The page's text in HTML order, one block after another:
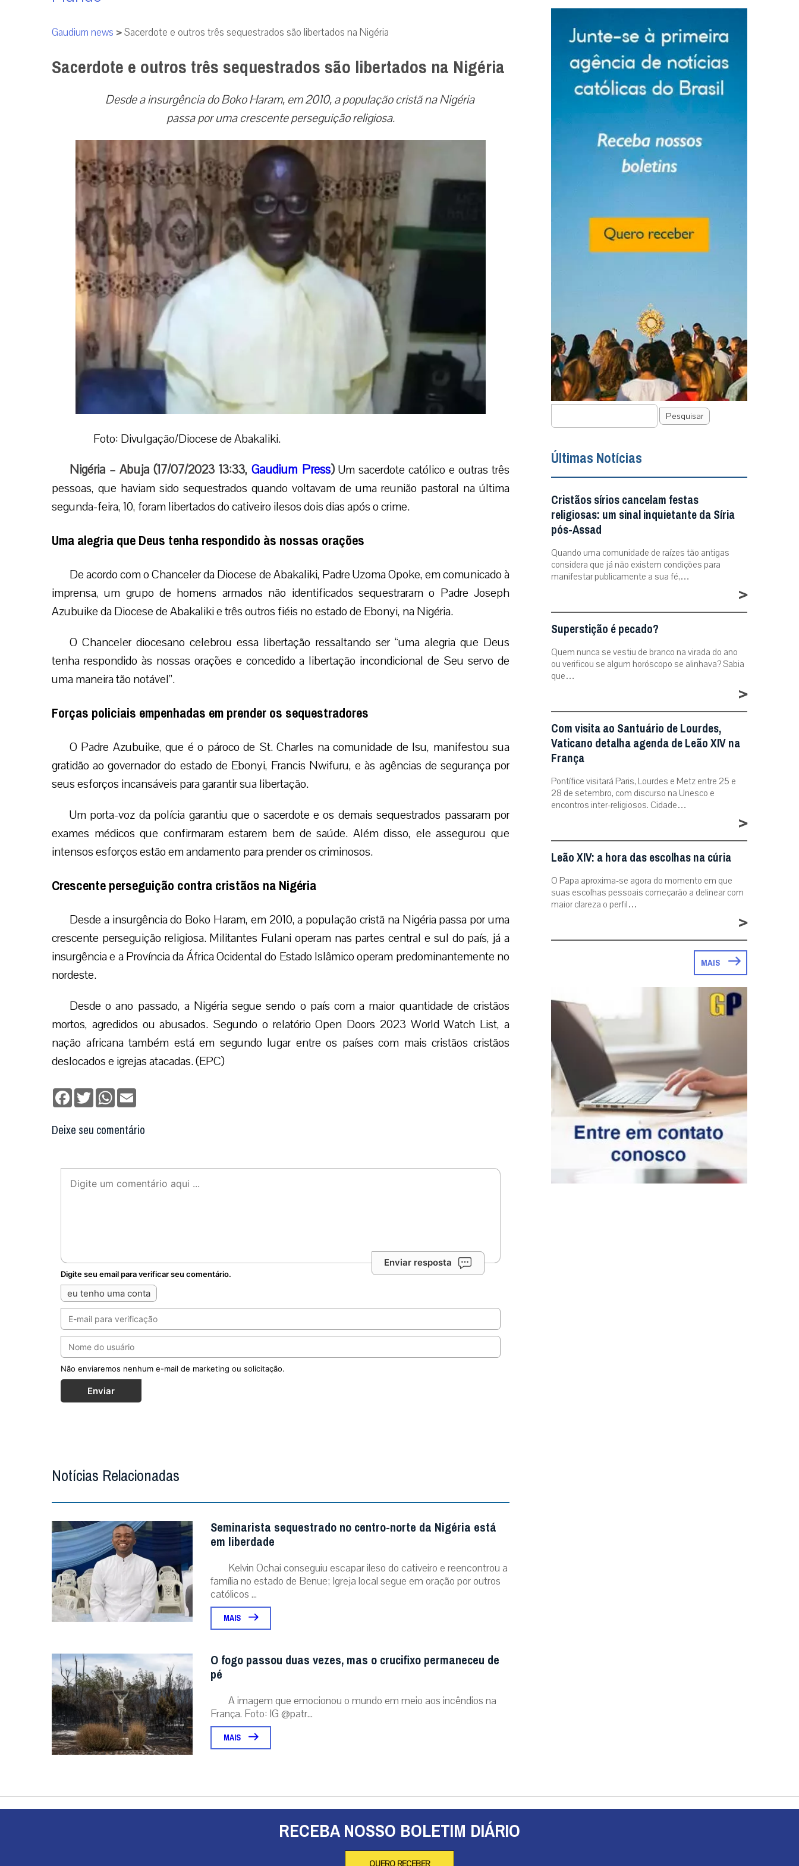
Gaudium news >Sacerdote e outros três sequestrados são libertados na Nigéria
Sacerdote e outros três sequestrados são libertados na Nigéria
Desde a insurgência do Boko Haram, em 2010, a população cristã na Nigéria
passa por uma crescente perseguição religiosa.
Foto: Divulgação/Diocese de Abakaliki.
Nigéria – Abuja (17/07/2023 13:33,Gaudium Press)Um sacerdote católico e outras três
pessoas, que haviam sido sequestrados quando voltavam de uma reunião pastoral na última
segunda-feira, 10, foram libertados do cativeiro ilesos dois dias após o crime.
Uma alegria que Deus tenha respondido às nossas orações
De acordo com o Chanceler da Diocese de Abakaliki, Padre Uzoma Opoke, em comunicado à
imprensa, um grupo de homens armados não identificados sequestraram o Padre Joseph
Azubuike da Diocese de Abakaliki e três outros fiéis no estado de Ebonyi, na Nigéria.
O Chanceler diocesano celebrou essa libertação ressaltando ser “uma alegria que Deus
tenha respondido às nossas orações e concedido a libertação incondicional de Seu servo de
uma maneira tão notável”.
Forças policiais empenhadas em prender os sequestradores
O Padre Azubuike, que é o pároco de St. Charles na comunidade de Isu, manifestou sua
gratidão ao governador do estado de Ebonyi, Francis Nwifuru, e às agências de segurança por
seus esforços incansáveis para garantir sua libertação.
Um porta-voz da polícia garantiu que o sacerdote e os demais sequestrados passaram por
exames médicos que confirmaram estarem bem de saúde. Além disso, ele assegurou que
intensos esforços estão em andamento para prender os criminosos.
Crescente perseguição contra cristãos na Nigéria
Desde a insurgência do Boko Haram, em 2010, a população cristã na Nigéria passa por uma
crescente perseguição religiosa. Militantes Fulani operam nas partes central e sul do país, já a
insurgência e a Província da África Ocidental do Estado Islâmico operam predominantemente no
nordeste.
Desde o ano passado, a Nigéria segue sendo o país com a maior quantidade de cristãos
mortos, agredidos ou abusados. Segundo o relatório Open Doors 2023 World Watch List, a
nação africana também está em segundo lugar entre os países com mais cristãos cristãos
deslocados e igrejas atacadas. (EPC)
Facebook
TwitterWhatsApp
Deixe seu comentário
Enviar resposta
Digite seu email para verificar seu comentário.
eu tenho uma conta
Não enviaremos nenhum e-mail de marketing ou solicitação.
Enviar
Notícias Relacionadas
Seminarista sequestrado no centro-norte da Nigéria está
em liberdade
Kelvin Ochai conseguiu escapar ileso do cativeiro e reencontrou a
família no estado de Benue; Igreja local segue em oração por outros
católicos ...
MAIS
O fogo passou duas vezes, mas o crucifixo permaneceu de
pé
A imagem que emocionou o mundo em meio aos incêndios na
França. Foto: IG @patr...
MAIS
Pesquisar
Últimas Notícias
Cristãos sírios cancelam festas
religiosas: um sinal inquietante da Síria
pós-Assad
Quando uma comunidade de raízes tão antigas
considera que já não existem condições para
manifestar publicamente a sua fé,…
>
Superstição é pecado?
Quem nunca se vestiu de branco na virada do ano
ou verificou se algum horóscopo se alinhava? Sabia
que…
>
Com visita ao Santuário de Lourdes,
Vaticano detalha agenda de Leão XIV na
França
Pontífice visitará Paris, Lourdes e Metz entre 25 e
28 de setembro, com discurso na Unesco e
encontros inter-religiosos. Cidade…
>
Leão XIV: a hora das escolhas na cúria
O Papa aproxima-se agora do momento em que
suas escolhas pessoais começarão a delinear com
maior clareza o perfil…
>
MAIS
RECEBA NOSSO BOLETIM DIÁRIO